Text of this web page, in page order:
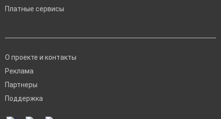
Платные сервисы
О проекте и контакты
Реклама
Партнеры
Поддержка